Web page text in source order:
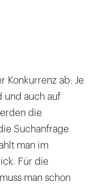
Konkurrenz ab: Je
und auch auf
die
Suchanfrage
man im
Für die
man schon